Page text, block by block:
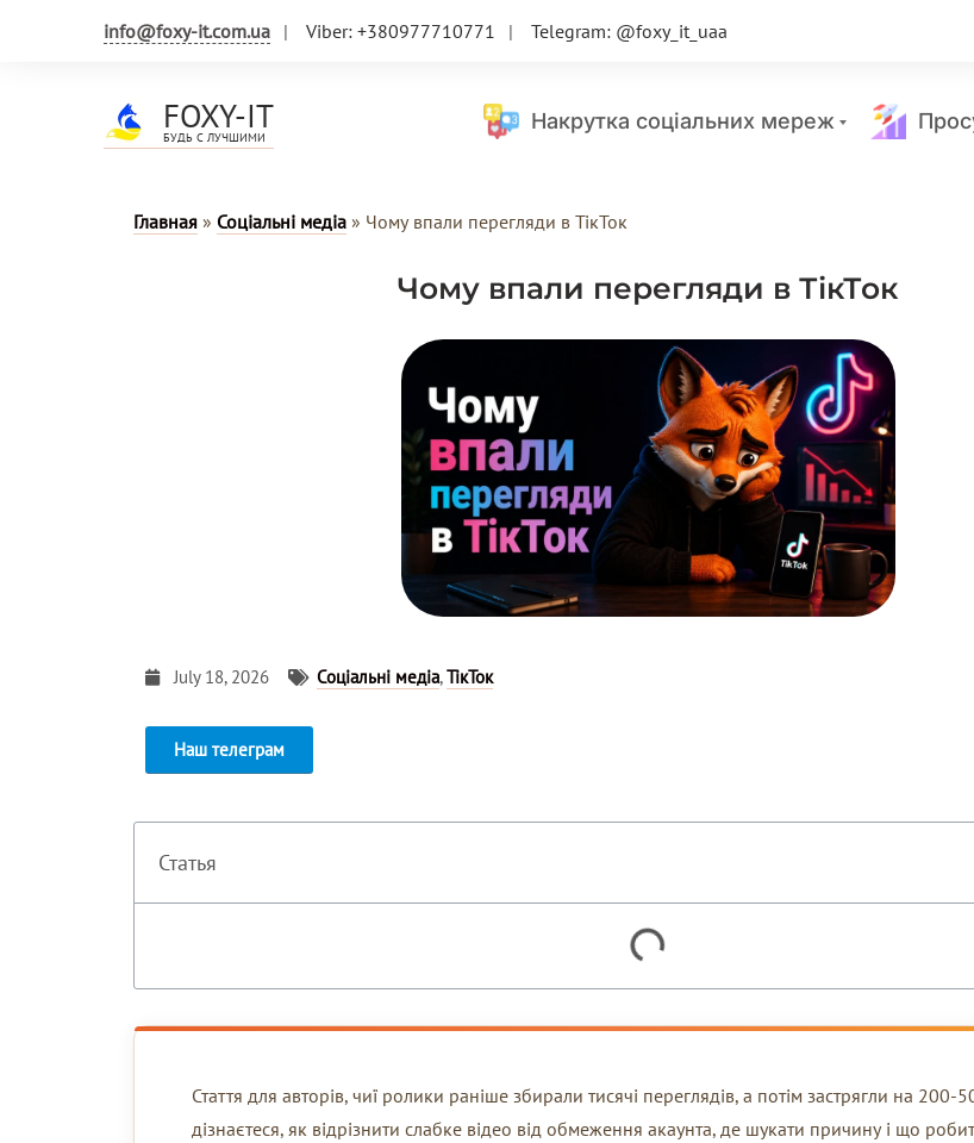
info@foxy-it.com.ua Viber: +380977710771 Telegram: @foxy_it_uaa
FOXY-IT
БУДЬ С ЛУЧШИМИ
Накрутка соціальних мереж
Главная » Соціальні медіа » Чому впали перегляди в ТікТок
Чому впали перегляди в ТікТок
July 18, 2026 Соціальні медіа,ТікТок
Наш телеграм
Статья
Стаття для авторів, чиї ролики раніше збирали тисячі переглядів, а потім застрягли на 200-
дізнаєтеся, як відрізнити слабке відео від обмеження акаунта, де шукати причину і що